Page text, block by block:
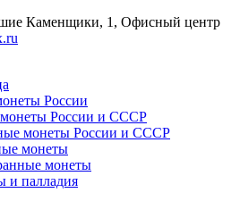
Каменщики, 1, Офисный центр
России
России и СССР
монеты России и СССР
монеты
монеты
и палладия